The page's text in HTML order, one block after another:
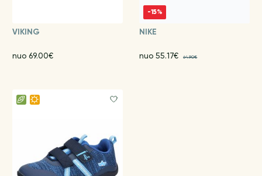
VIKING
nuo 69.00€
-15%
NIKE
nuo 55.17€ 64.90€